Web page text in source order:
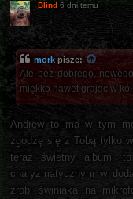
Blind 6 dni temu
mork pisze:
Ale bez dobrego,
miękko nawet grając w
Andrew to ma w tym
zgodzę się z Tobą tylko
teraz świetny album,
charyzmatycznym w
zrobi świniaka na